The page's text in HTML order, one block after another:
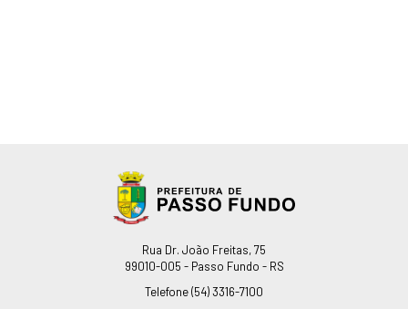
Endereço
Rua Dr. João Freitas, 75
99010-005 - Passo Fundo - RS
Telefone(54) 3316-7100